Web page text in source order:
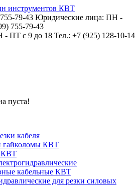
79-43 Юридические лица: ПН -
755-79-43
ПТ с 9 до 18 Тел.: +7 (925) 128-10-14
пуста!
кабеля
гайколомы КВТ
КВТ
кабельные КВТ
для резки силовых